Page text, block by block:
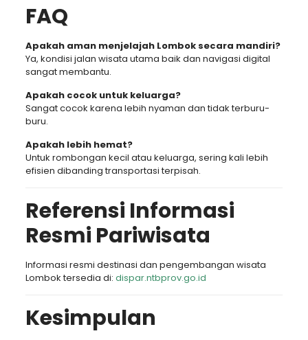
FAQ
Apakah aman menjelajah Lombok secara mandiri?
Ya, kondisi jalan wisata utama baik dan navigasi digital
sangat membantu.
Apakah cocok untuk keluarga?
Sangat cocok karena lebih nyaman dan tidak terburu-
buru.
Apakah lebih hemat?
Untuk rombongan kecil atau keluarga, sering kali lebih
efisien dibanding transportasi terpisah.
Referensi Informasi
Resmi Pariwisata
Informasi resmi destinasi dan pengembangan wisata
Lombok tersedia di: dispar.ntbprov.go.id
Kesimpulan